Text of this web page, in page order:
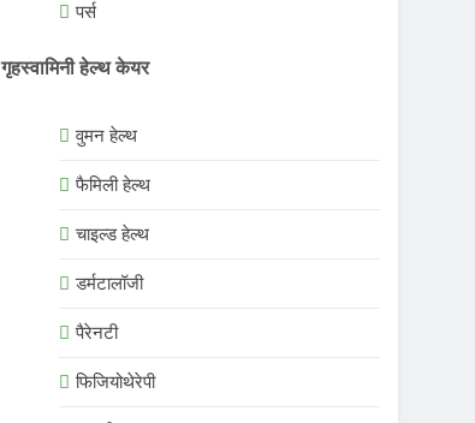
पर्स
गृहस्वामिनी हेल्थ केयर
वुमन हेल्थ
फैमिली हेल्थ
चाइल्ड हेल्थ
डर्मटालॉजी
पैरेनटी
फिजियोथेरेपी